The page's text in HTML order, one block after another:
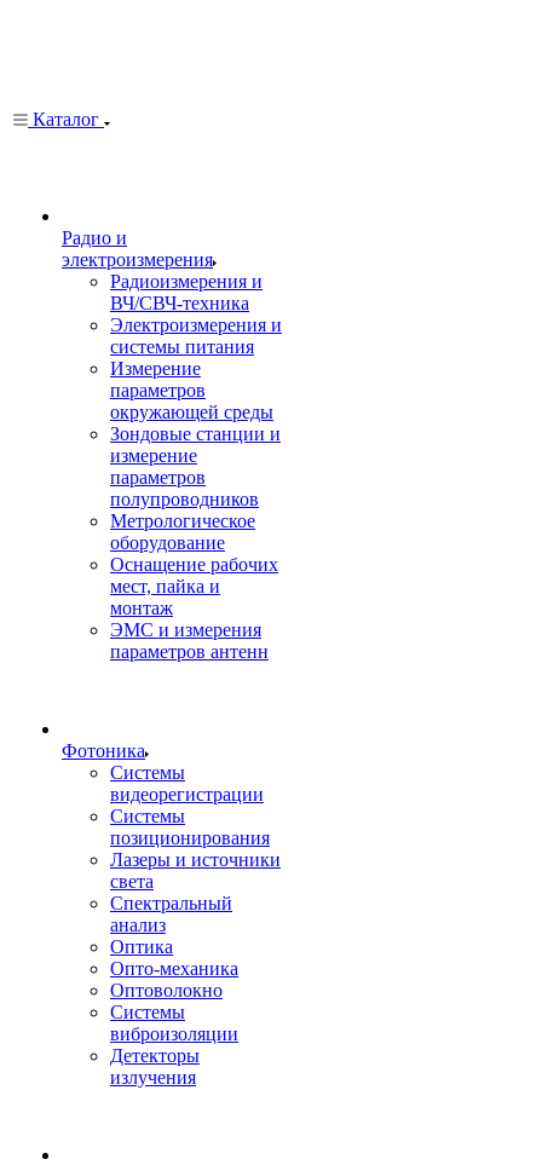
Каталог
Радио и
электроизмерения
Радиоизмерения и
ВЧ/СВЧ-техника
Электроизмерения и
системы питания
Измерение
параметров
окружающей среды
Зондовые станции и
измерение
параметров
полупроводников
Метрологическое
оборудование
Оснащение рабочих
мест, пайка и
монтаж
ЭМС и измерения
параметров антенн
Фотоника
Cистемы
видеорегистрации
Системы
позиционирования
Лазеры и источники
света
Спектральный
анализ
Оптика
Опто-механика
Оптоволокно
Системы
виброизоляции
Детекторы
излучения